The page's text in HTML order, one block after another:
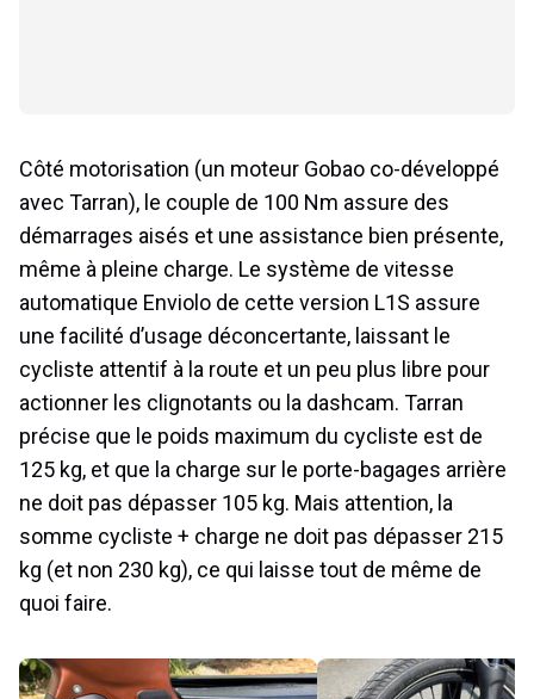
Côté motorisation (un moteur Gobao co-développé
avec Tarran), le couple de 100 Nm assure des
démarrages aisés et une assistance bien présente,
même à pleine charge. Le système de vitesse
automatique Enviolo de cette version L1S assure
une facilité d’usage déconcertante, laissant le
cycliste attentif à la route et un peu plus libre pour
actionner les clignotants ou la dashcam. Tarran
précise que le poids maximum du cycliste est de
125 kg, et que la charge sur le porte-bagages arrière
ne doit pas dépasser 105 kg. Mais attention, la
somme cycliste + charge ne doit pas dépasser 215
kg (et non 230 kg), ce qui laisse tout de même de
quoi faire.